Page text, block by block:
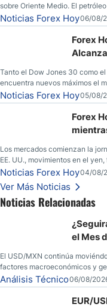
sobre Oriente Medio. El
y los operadores esperan
Unidos.
Noticias Forex Hoy06/08/
Forex
Tanto el Dow Jones 30 como
encuentra nuevos máximos el
llamadas de ganancias; el
esperanzas; el dólar
yen; el peso mexicano ve un
Noticias Forex Hoy05/08/
Forex
Los mercados comienzan la
EE. UU., movimientos en el
seguridad en Bitcoin y nuevas
Noticias Forex Hoy04/08/
Ver Más Noticias
Noticias Relacionadas
el Mes
El USD/MXN continúa
factores macroeconómicos y
dominado al mercado en las
Análisis Técnico06/08/
EUR/